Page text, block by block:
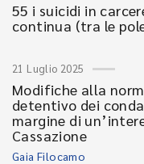
55 i suicidi in
continua (tra le
21 Luglio 2025
Modifiche alla
detentivo dei
margine di
Cassazione
Gaia Filocamo